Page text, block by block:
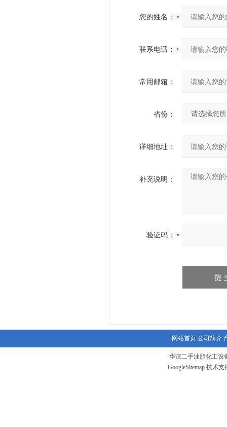
您的姓名：
联系电话：
常用邮箱：
省份：
详细地址：
补充说明：
验证码：
网站首页 公司简介
华谊二手油脂化工设
GoogleSitemap 技术支